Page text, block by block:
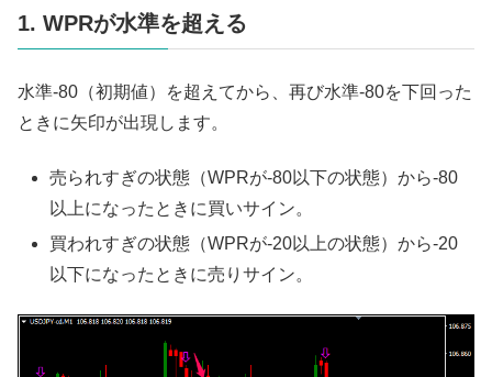
1. WPRが水準を超える
水準-80（初期値）を超えてから、再び水準-80を下回った
ときに矢印が出現します。
売られすぎの状態（WPRが-80以下の状態）から-80
以上になったときに買いサイン。
買われすぎの状態（WPRが-20以上の状態）から-20
以下になったときに売りサイン。